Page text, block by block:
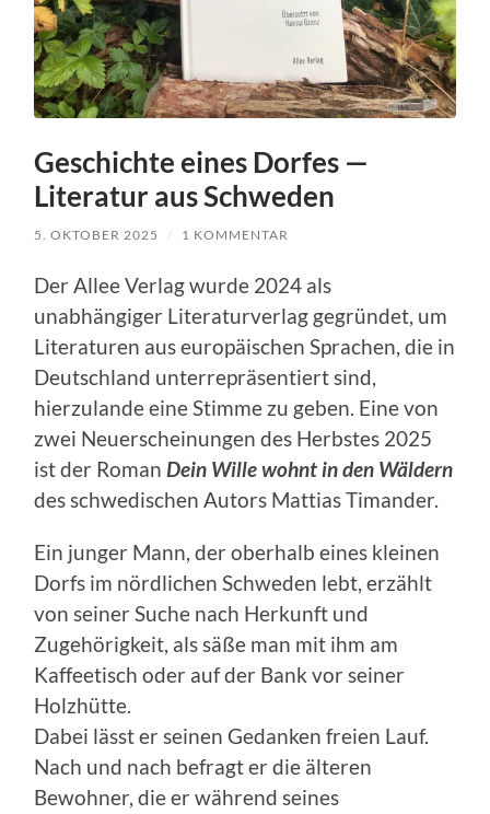
Geschichte eines Dorfes —
Literatur aus Schweden
5. OKTOBER 2025 / 1 KOMMENTAR
Der Allee Verlag wurde 2024 als
unabhängiger Literaturverlag gegründet, um
Literaturen aus europäischen Sprachen, die in
Deutschland unterrepräsentiert sind,
hierzulande eine Stimme zu geben. Eine von
zwei Neuerscheinungen des Herbstes 2025
ist der RomanDein Wille wohnt in den Wäldern
des schwedischen Autors Mattias Timander.
Ein junger Mann, der oberhalb eines kleinen
Dorfs im nördlichen Schweden lebt, erzählt
von seiner Suche nach Herkunft und
Zugehörigkeit, als säße man mit ihm am
Kaffeetisch oder auf der Bank vor seiner
Holzhütte.
Dabei lässt er seinen Gedanken freien Lauf.
Nach und nach befragt er die älteren
Bewohner, die er während seines